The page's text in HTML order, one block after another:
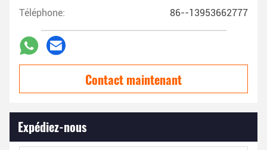
Téléphone: 86--13953662777
Contact maintenant
Expédiez-nous